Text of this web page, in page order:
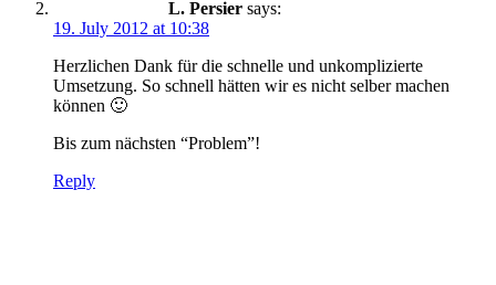
L. Persier says:
19. July 2012 at 10:38
Herzlichen Dank für die schnelle und unkomplizierte
Umsetzung. So schnell hätten wir es nicht selber machen
können 🙂
Bis zum nächsten “Problem”!
Reply